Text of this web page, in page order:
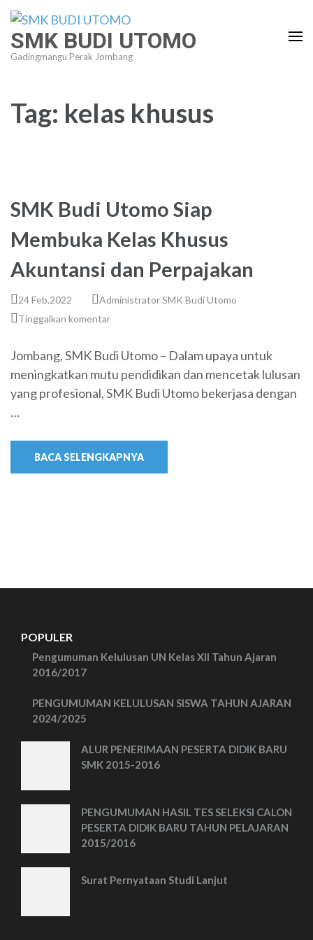
Lompat
konten
(Tekan
SMK BUDI UTOMO
Gadingmangu Perak Jombang
Tag: kelas khusus
SMK Budi Utomo Siap
Membuka Kelas Khusus
Akuntansi dan Perpajakan
24 Feb,2022
Administrator SMK Budi Utomo
Tinggalkan komentar
Jombang, SMK Budi Utomo – Dalam upaya untuk
meningkatkan mutu pendidikan dan mencetak lulusan
yang profesional, SMK Budi Utomo bekerjasa dengan
…
BACA SELENGKAPNYA
POPULER
Pengumuman Kelulusan UN Kelas XII Tahun Ajaran
2016/2017
PENGUMUMAN KELULUSAN SISWA TAHUN AJARAN
2024/2025
ALUR PENERIMAAN PESERTA DIDIK BARU
SMK 2015-2016
PENGUMUMAN HASIL TES SELEKSI CALON
PESERTA DIDIK BARU TAHUN PELAJARAN
2015/2016
Surat Pernyataan Studi Lanjut